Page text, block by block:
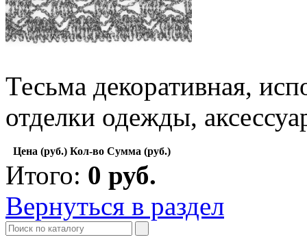
Тесьма декоративная,
отделки одежды,
Цена (руб.) Кол-во Сумма (руб.)
Итого: 0 руб.
Вернуться в раздел